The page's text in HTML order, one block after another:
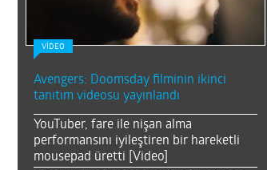
VİDEO
Avengers: Doomsday filminin ikinci
tanıtım videosu yayınlandı
YouTuber, fare ile nişan alma
performansını iyileştiren bir hareketli
mousepad üretti [Video]